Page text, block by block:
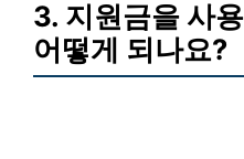
3. 지원금을 사
어떻게 되나요?